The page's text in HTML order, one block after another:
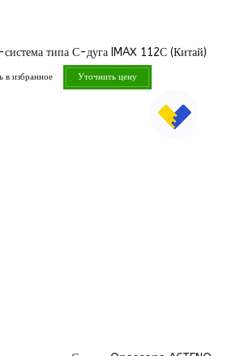
типа С-дуга IMAX 112С (Китай)
в избранное Уточнить цену